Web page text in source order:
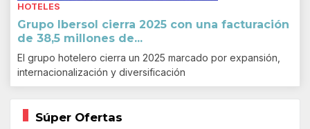
HOTELES
Grupo Ibersol cierra 2025 con una facturación
de 38,5 millones de...
El grupo hotelero cierra un 2025 marcado por expansión,
internacionalización y diversificación
Súper Ofertas